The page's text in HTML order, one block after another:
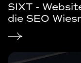
SIXT -
die SEO